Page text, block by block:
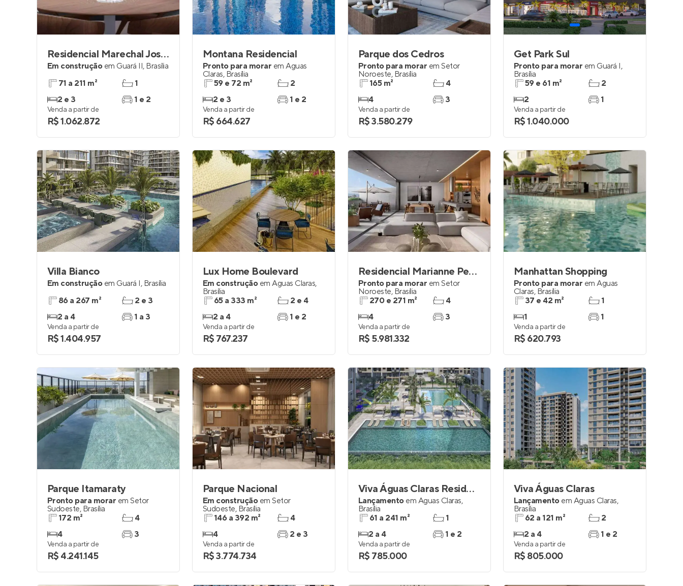
Residencial Marechal José Pessoa
Em construção em Guará II, Brasília
71 a 211 m²
2 e 3
1
1 e 2
Venda a partir de
R$ 1.062.872
Montana Residencial
Pronto para morar em Águas
Claras, Brasília
59 e 72 m²
2 e 3
2
1 e 2
Venda a partir de
R$ 664.627
Parque dos Cedros
Pronto para morar em Setor
Noroeste, Brasília
165 m²
4
4
3
Venda a partir de
R$ 3.580.279
Get Park Sul
Pronto para morar em Guará I,
Brasília
59 e 61 m²
2
2
1
Venda a partir de
R$ 1.040.000
Villa Bianco
Em construção em Guará I, Brasília
86 a 267 m²
2 a 4
2 e 3
1 a 3
Venda a partir de
R$ 1.404.957
Lux Home Boulevard
Em construção em Águas Claras,
Brasília
65 a 333 m²
2 a 4
2 e 4
1 e 2
Venda a partir de
R$ 767.237
Residencial Marianne Peretti
Pronto para morar em Setor
Noroeste, Brasília
270 e 271 m²
4
4
3
Venda a partir de
R$ 5.981.332
Manhattan Shopping
Pronto para morar em Águas
Claras, Brasília
37 e 42 m²
1
1
1
Venda a partir de
R$ 620.793
Parque Itamaraty
Pronto para morar em Setor
Sudoeste, Brasília
172 m²
4
4
3
Venda a partir de
R$ 4.241.145
Parque Nacional
Em construção em Setor
Sudoeste, Brasília
146 a 392 m²
4
4
2 e 3
Venda a partir de
R$ 3.774.734
Viva Águas Claras Residencial Resort
Lançamento em Águas Claras,
Brasília
61 a 241 m²
2 a 4
1
1 e 2
Venda a partir de
R$ 785.000
Viva Águas Claras
Lançamento em Águas Claras,
Brasília
62 a 121 m²
2 a 4
2
1 e 2
Venda a partir de
R$ 805.000